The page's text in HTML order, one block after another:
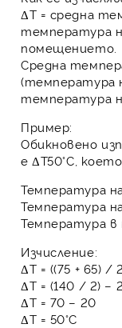
ΔT = средна
температура
помещението.
Средна
(температура
температура
Пример:
Обикновено
еΔT50°C ,
Температура
Температура
Температура
Изчисление:
ΔT = ((75 + 65) /
ΔT = (140 / 2) –
ΔT = 70 – 20
ΔT = 50°C